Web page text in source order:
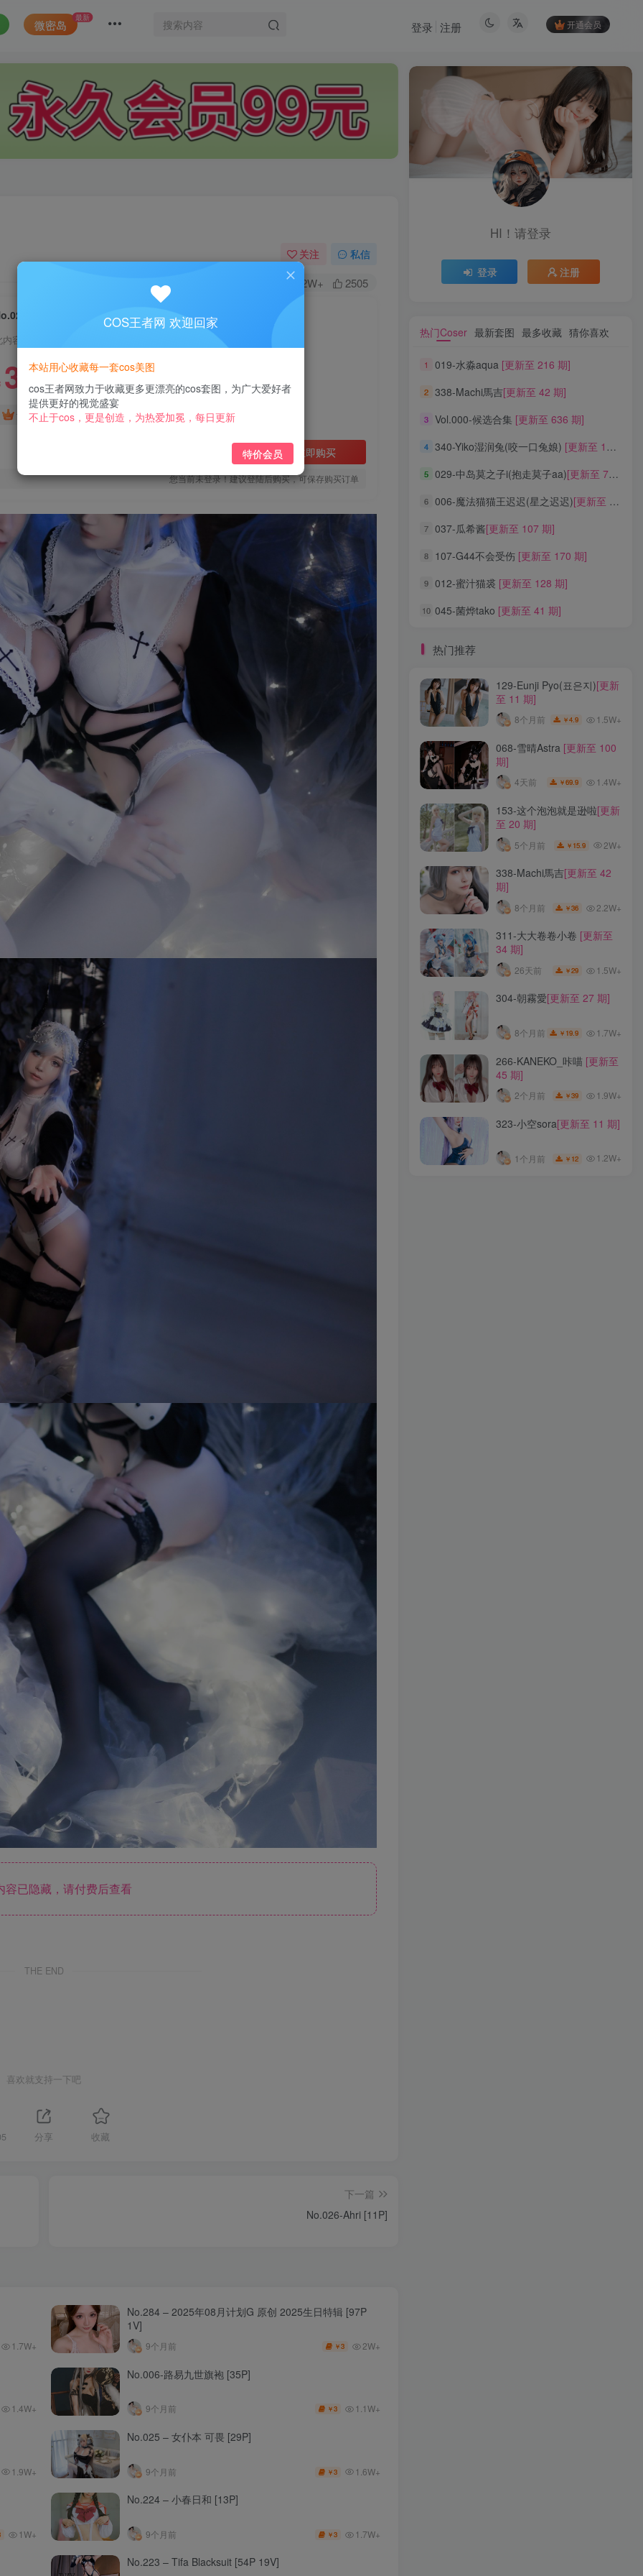
微密岛 最新
开通会员
登录 注册
关注 私信
2W+ 2505
Succubus Demon [20P]
内容为付费阅读，请付费后查看
3
黄金会员免费 钻石会员免费
立即购买
您当前未登录！建议登陆后购买，可保存购买订单
已隐藏，请付费后查看
THE END
喜欢就支持一下吧
分享 收藏
下一篇
No.026-Ahri [11P]
1.7W+
No.284 – 2025年08月计划G 原创 2025生日特辑 [97P
1V]
9个月前 ￥3 2W+
1.4W+
No.006-路易九世旗袍 [35P]
9个月前 ￥3 1.1W+
1.9W+
No.025 – 女仆本 可畏 [29P]
9个月前 ￥3 1.6W+
1W+
No.224 – 小春日和 [13P]
9个月前 ￥3 1.7W+
No.223 – Tifa Blacksuit [54P 19V]
HI！请登录
登录 注册
热门Coser 最新套图 最多收藏 猜你喜欢
1 019-水淼aqua [更新至 216 期]
2 338-Machi馬吉[更新至 42 期]
3 Vol.000-候选合集 [更新至 636 期]
4 340-Yiko湿润兔(咬一口兔娘) [更新至 136 期]
5 029-中岛莫之子i(抱走莫子aa)[更新至 76 期]
6 006-魔法猫猫王迟迟(星之迟迟)[更新至 320 期]
7 037-瓜希酱[更新至 107 期]
8 107-G44不会受伤 [更新至 170 期]
9 012-蜜汁猫裘 [更新至 128 期]
10 045-菌烨tako [更新至 41 期]
热门推荐
129-Eunji Pyo(표은지)[更新
至 11 期]
8个月前 ￥4.9 1.5W+
068-雪晴Astra [更新至 100
期]
4天前 ￥69.9 1.4W+
153-这个泡泡就是逊啦[更新
至 20 期]
5个月前 ￥ 15.9 2W+
338-Machi馬吉[更新至 42
期]
8个月前 ￥36 2.2W+
311-大大卷卷小卷 [更新至
34 期]
26天前 ￥29 1.5W+
304-朝霧愛[更新至 27 期]
8个月前 ￥ 19.9 1.7W+
266-KANEKO_咔喵 [更新至
45 期]
2个月前 ￥39 1.9W+
323-小空sora[更新至 11 期]
1个月前 ￥ 12 1.2W+
HI！请登录
登录 注册
热门Coser 最新套图 最多收藏 猜你喜欢
1 019-水淼aqua [更新至 216 期]
2 338-Machi馬吉[更新至 42 期]
3 Vol.000-候选合集 [更新至 636 期]
4 340-Yiko湿润兔(咬一口兔娘) [更新至 136 期]
5 029-中岛莫之子i(抱走莫子aa)[更新至 76 期]
6 006-魔法猫猫王迟迟(星之迟迟)[更新至 320 期]
7 037-瓜希酱[更新至 107 期]
8 107-G44不会受伤 [更新至 170 期]
9 012-蜜汁猫裘 [更新至 128 期]
10 045-菌烨tako [更新至 41 期]
标签云
龙年活动 龙宫地狱 龙娘图鉴
龙娘
龙姬
龙华妃咲JK
龙华妃咲cos
龙华妃咲
黛尔 黑龙贯通
黑黑麦
黑馆晴奈
黑靡烟旗袍 黑钻兔子
黑金
黑贞德泳装
黑贞兔子
黑见芹香
黑裤妹
热门推荐
至 11 期]
期]
至 20 期]
期]
34 期]
COS王者网 欢迎回家
本站用心收藏每一套cos美图
cos王者网致力于收藏更多更漂亮的cos套图，为广大爱好者
提供更好的视觉盛宴
不止于cos，更是创造，为热爱加冕，每日更新
特价会员